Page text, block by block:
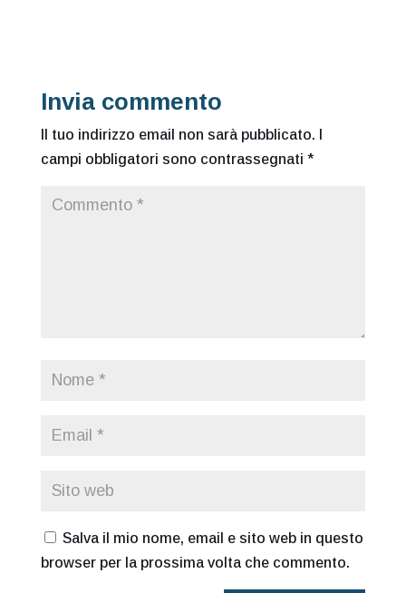
Invia commento
Il tuo indirizzo email non sarà pubblicato.
campi obbligatori sono contrassegnati *
Salva il mio nome, email e sito web in questo
browser per la prossima volta che commento.